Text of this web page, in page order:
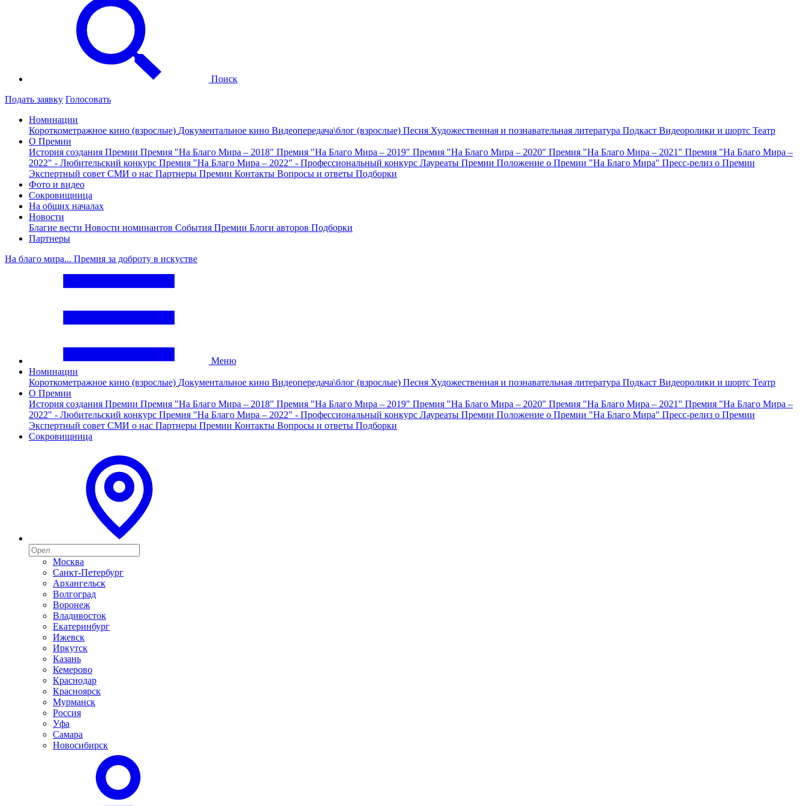
Поиск
Подать заявку Голосовать
Номинации
Короткометражное кино (взрослые) Документальное кино Видеопередача\блог (взрослые) Песня Художественная и познавательная литература Подкаст Видеоролики и шортс Театр
О Премии
История создания Премии Премия "На Благо Мира – 2018" Премия "На Благо Мира – 2019" Премия "На Благо Мира – 2020" Премия "На Благо Мира – 2021" Премия "На Благо Мира –
2022" - Любительский конкурс Премия "На Благо Мира – 2022" - Профессиональный конкурс Лауреаты Премии Положение о Премии "На Благо Мира" Пресс-релиз о Премии
Экспертный совет СМИ о нас Партнеры Премии Контакты Вопросы и ответы Подборки
Фото и видео
Сокровищница
На общих началах
Новости
Благие вести Новости номинантов События Премии Блоги авторов Подборки
Партнеры
На благо мира... Премия за доброту в искустве
Меню
Номинации
Короткометражное кино (взрослые) Документальное кино Видеопередача\блог (взрослые) Песня Художественная и познавательная литература Подкаст Видеоролики и шортс Театр
О Премии
История создания Премии Премия "На Благо Мира – 2018" Премия "На Благо Мира – 2019" Премия "На Благо Мира – 2020" Премия "На Благо Мира – 2021" Премия "На Благо Мира –
2022" - Любительский конкурс Премия "На Благо Мира – 2022" - Профессиональный конкурс Лауреаты Премии Положение о Премии "На Благо Мира" Пресс-релиз о Премии
Экспертный совет СМИ о нас Партнеры Премии Контакты Вопросы и ответы Подборки
Сокровищница
Москва
Санкт-Петербург
Архангельск
Волгоград
Воронеж
Владивосток
Екатеринбург
Ижевск
Иркутск
Казань
Кемерово
Краснодар
Красноярск
Мурманск
Россия
Уфа
Самара
Новосибирск